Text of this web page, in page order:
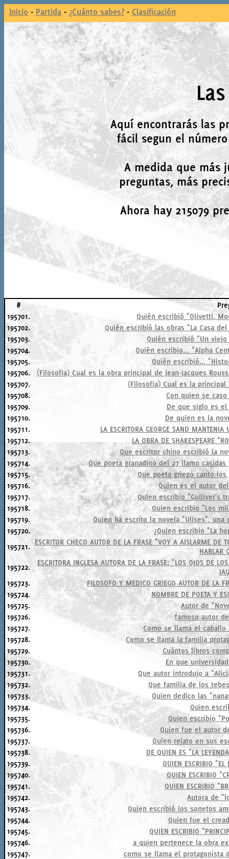
Inicio - Partida - ¿Cuánto sabes? - Clasificación
Aquí encontrarás las
fácil segun el
A medida que más
preguntas, más
Ahora hay 215079
#
195701.
Quién escribió "Olivetti,
195702.
Quién escribió las obras "La Casa
195703.
Quién escribió "Un
195704.
Quién escribio... "Alpha
195705.
Quién escribió...
195706.
(Filosofia) Cual es la obra principal de Jean-Jacques
195707.
(Filosofia) Cual es la
195708.
Con quien se
195709.
De que siglo es
195710.
De quien es la
195711.
LA ESCRITORA GEORGE SAND MANTENIA
195712.
LA OBRA DE SHAKESPEARE
195713.
Que escritor chino escribió la
195714.
Que poeta granadino del 27 llamo
195715.
Que poeta griego canto
195716.
Quien es el autor
195717.
Quien escribio "Gulliver's
195718.
Quien escribio "Los
195719.
Quien ha escrito la novela "Ulises",
195720.
¿Quien escribio "La
195721. ESCRITOR CHECO AUTOR DE LA FRASE "VOY A AISLARME DE
HABLAR
195722.
ESCRITORA INGLESA AUTORA DE LA FRASE: "LOS OJOS DE
195723.
FILOSOFO Y MEDICO GRIEGO AUTOR DE LA
195724.
NOMBRE DE POETA Y
195725.
Autor de
195726.
famoso autor
195727.
Como se llama el
195728.
Como se llama la familia
195729.
Cuántos libros
195730.
En que
195731.
Que autor introdujo a
195732.
Que familia de los
195733.
Quien dedico las
195734.
Quien
195735.
Quien escribio
195736.
Quien fue el autor
195737.
Quien relato en sus
195738.
DE QUIEN ES "LA
195739.
QUIEN ESCRIBIO "EL
195740.
QUIEN ESCRIBIO
195741.
QUIEN ESCRIBIO
195742.
Autora de
195743.
Quien escribió los sonetos
195744.
Quien fue el
195745.
QUIEN ESCRIBIO
195746.
a quien pertenece la obra
195747.
como se llama el protagonista